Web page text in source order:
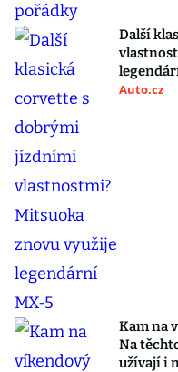
Další
Auto.cz
Kam na
Na
užívají i